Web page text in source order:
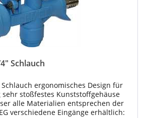
Schlauch
ergonomisches Design für
stoßfestes Kunststoffgehäuse
alle Materialien entsprechen der
verschiedene Eingänge erhältlich: